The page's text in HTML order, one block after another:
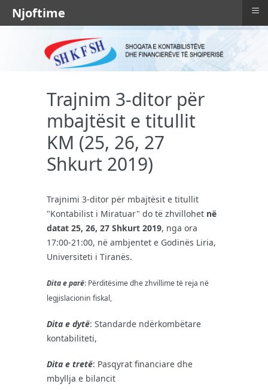
Trajnim 3-ditor për
mbajtësit e titullit
KM (25, 26, 27
Shkurt 2019)
Trajnimi 3-ditor për mbajtësit e titullit
"Kontabilist i Miratuar" do të zhvillohet në
datat 25, 26, 27 Shkurt 2019, nga ora
17:00-21:00, në ambjentet e Godinës Liria,
Universiteti i Tiranës.
Dita e parë: Përditësime dhe zhvillime të reja në
legjislacionin fiskal,
Dita e dytë: Standarde ndërkombëtare
kontabiliteti,
Dita e tretë: Pasqyrat financiare dhe
mbyllja e bilancit
Njoftime ≡